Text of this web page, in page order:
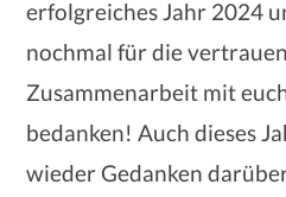
erfolgreiches Jahr 2024
nochmal für die
Zusammenarbeit mit
bedanken! Auch dieses
wieder Gedanken